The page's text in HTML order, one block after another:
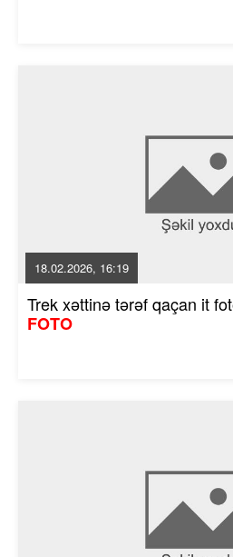
18.02.2026, 16:19
Trek xəttinə tərəf qaçan it
FOTO